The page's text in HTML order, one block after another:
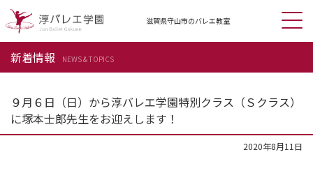
滋賀県守山市のバレエ教室
新着情報 NEWS & TOPICS
９月６日（日）から淳バレエ学園特別クラス（Ｓクラス）
に塚本士郎先生をお迎えします！
2020年8月11日